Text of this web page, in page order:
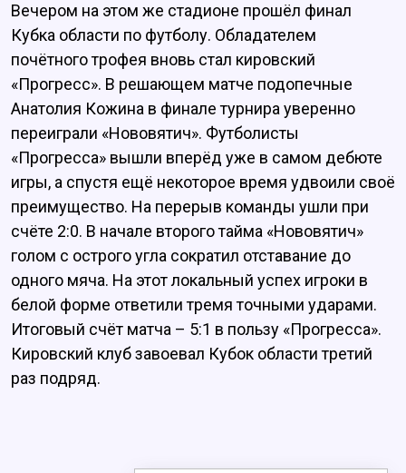
Вечером на этом же стадионе прошёл финал
Кубка области по футболу. Обладателем
почётного трофея вновь стал кировский
«Прогресс». В решающем матче подопечные
Анатолия Кожина в финале турнира уверенно
переиграли «Нововятич». Футболисты
«Прогресса» вышли вперёд уже в самом дебюте
игры, а спустя ещё некоторое время удвоили своё
преимущество. На перерыв команды ушли при
счёте 2:0. В начале второго тайма «Нововятич»
голом с острого угла сократил отставание до
одного мяча. На этот локальный успех игроки в
белой форме ответили тремя точными ударами.
Итоговый счёт матча – 5:1 в пользу «Прогресса».
Кировский клуб завоевал Кубок области третий
раз подряд.